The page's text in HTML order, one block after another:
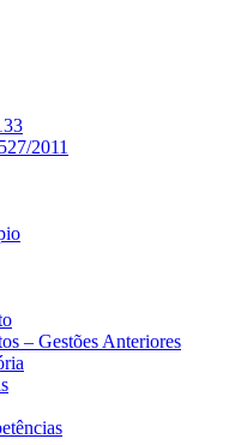
2011
– Gestões Anteriores